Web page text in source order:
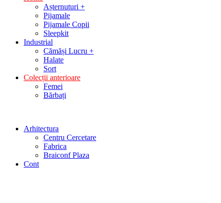
Așternuturi +
Pijamale
Pijamale Copii
Sleepkit
Industrial
Cămăși Lucru +
Halate
Sort
Colecții anterioare
Femei
Bărbați
Arhitectura
Centru Cercetare
Fabrica
Braiconf Plaza
Cont